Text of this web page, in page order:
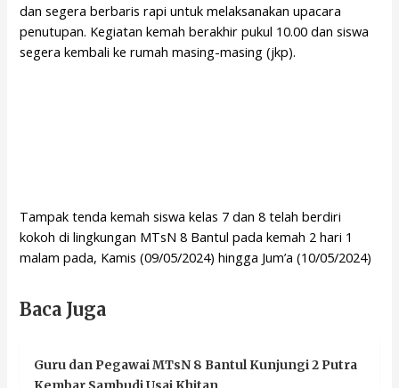
dan segera berbaris rapi untuk melaksanakan upacara
penutupan. Kegiatan kemah berakhir pukul 10.00 dan siswa
segera kembali ke rumah masing-masing (jkp).
Tampak tenda kemah siswa kelas 7 dan 8 telah berdiri
kokoh di lingkungan MTsN 8 Bantul pada kemah 2 hari 1
malam pada, Kamis (09/05/2024) hingga Jum’a (10/05/2024)
Baca Juga
Guru dan Pegawai MTsN 8 Bantul Kunjungi 2 Putra